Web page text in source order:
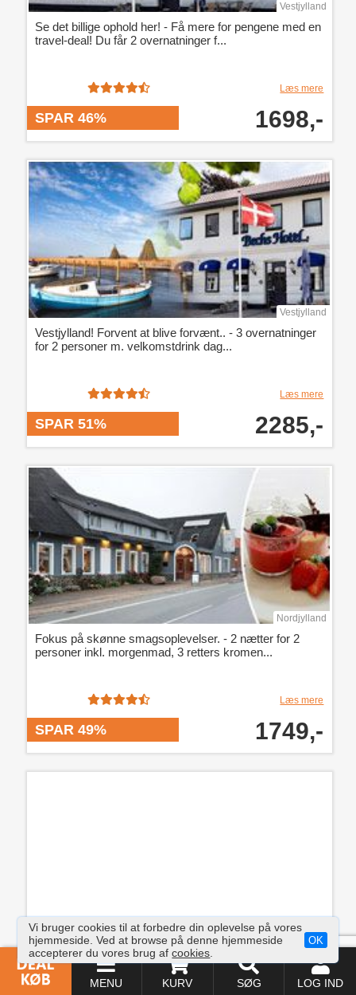
MENU KURV SØG LOG IND
Vestjylland
Se det billige ophold her! - Få mere for pengene med en
travel-deal! Du får 2 overnatninger f...
Læs mere
SPAR 46% 1698,-
Vestjylland
Vestjylland! Forvent at blive forvænt.. - 3 overnatninger
for 2 personer m. velkomstdrink dag...
Læs mere
SPAR 51% 2285,-
Nordjylland
Fokus på skønne smagsoplevelser. - 2 nætter for 2
personer inkl. morgenmad, 3 retters kromen...
Læs mere
SPAR 49% 1749,-
Vi bruger cookies til at forbedre din oplevelse på vores
hjemmeside. Ved at browse på denne hjemmeside
accepterer du vores brug afcookies
OK